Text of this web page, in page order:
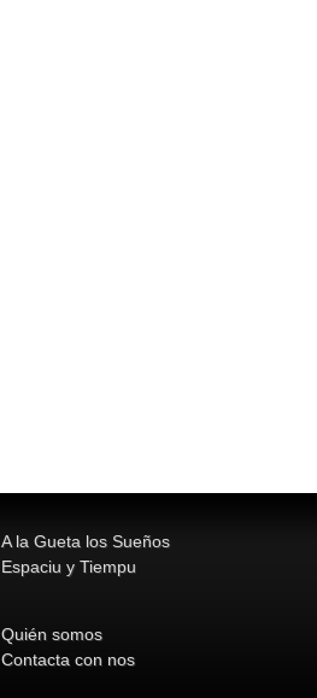
A la Gueta los Sueños
Espaciu y Tiempu
Quién somos
Contacta con nos